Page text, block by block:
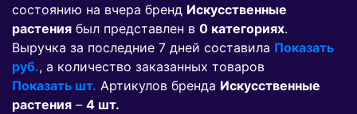
состоянию на вчера бренд Искусственные
растения был представлен в 0 категориях.
Выручка за последние 7 дней составила Показать
руб., а количество заказанных товаров
Показать шт. Артикулов бренда Искусственные
растения – 4 шт.